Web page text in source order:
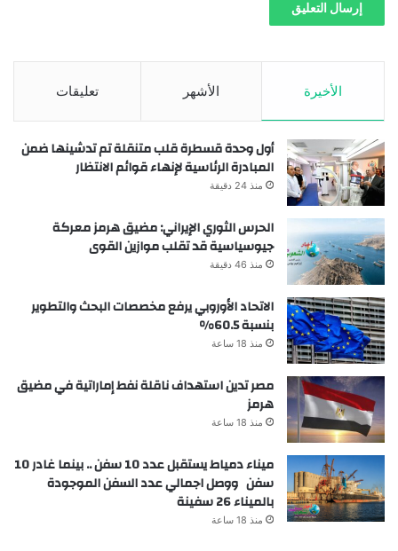
الأخيرة الأشهر تعليقات
أول وحدة قسطرة قلب متنقلة تم تدشينها ضمن
المبادرة الرئاسية لإنهاء قوائم الانتظار
منذ 24 دقيقة
الحرس الثوري الإيراني: مضيق هرمز معركة
جيوسياسية قد تقلب موازين القوى
منذ 46 دقيقة
الاتحاد الأوروبي يرفع مخصصات البحث والتطوير
بنسبة 60.5%
منذ 18 ساعة
مصر تدين استهداف ناقلة نفط إماراتية في مضيق
هرمز
منذ 18 ساعة
ميناء دمياط يستقبل عدد 10 سفن .. بينما غادر 10
سفن ووصل اجمالي عدد السفن الموجودة
بالميناء 26 سفينة
منذ 18 ساعة